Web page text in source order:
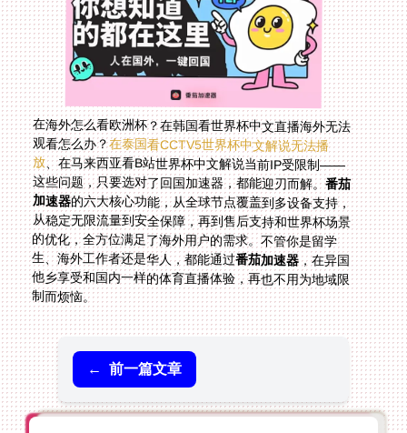
在海外怎么看欧洲杯？在韩国看世界杯中文直播海外无法
观看怎么办？在泰国看CCTV5世界杯中文解说无法播
放、在马来西亚看B站世界杯中文解说当前IP受限制——
这些问题，只要选对了回国加速器，都能迎刃而解。番茄
加速器的六大核心功能，从全球节点覆盖到多设备支持，
从稳定无限流量到安全保障，再到售后支持和世界杯场景
的优化，全方位满足了海外用户的需求。不管你是留学
生、海外工作者还是华人，都能通过番茄加速器，在异国
他乡享受和国内一样的体育直播体验，再也不用为地域限
制而烦恼。
← 前一篇文章